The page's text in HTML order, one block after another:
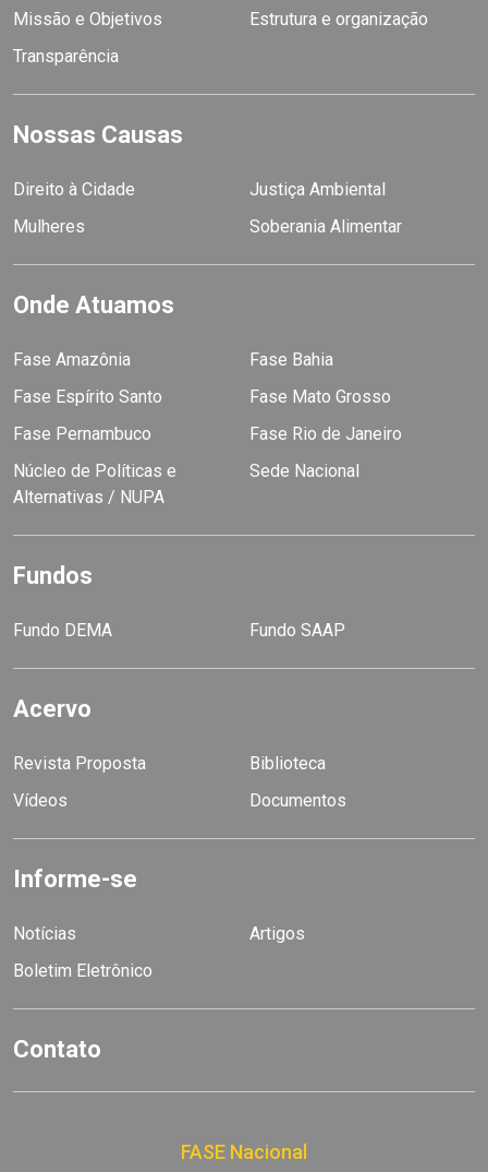
Missão e Objetivos
Estrutura e organização
Transparência
Nossas Causas
Direito à Cidade
Justiça Ambiental
Mulheres
Soberania Alimentar
Onde Atuamos
Fase Amazônia
Fase Bahia
Fase Espírito Santo
Fase Mato Grosso
Fase Pernambuco
Fase Rio de Janeiro
Núcleo de Políticas e
Alternativas / NUPA
Sede Nacional
Fundos
Fundo DEMA Fundo SAAP
Acervo
Revista Proposta
Biblioteca
Vídeos
Documentos
Informe-se
Notícias
Artigos
Boletim Eletrônico
Contato
FASE Nacional